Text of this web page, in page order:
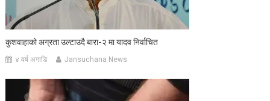
कुशवाहाको अग्रता उल्टाउदै बारा-२ मा यादव निर्वाचित
४ वर्ष अगाडि Jansuchana News